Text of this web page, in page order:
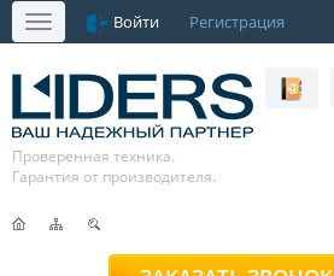
Меню Войти Регистрация
Проверенная техника.
Гарантия от производителя.